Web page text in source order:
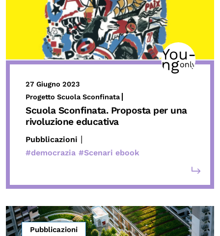
27 Giugno 2023
Progetto Scuola Sconfinata
Scuola Sconfinata. Proposta per una
rivoluzione educativa
Pubblicazioni |
#democrazia #Scenari ebook
Pubblicazioni